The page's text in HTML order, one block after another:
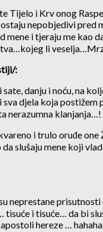
Tijelo i Krv onog
nepobjedivi
mene i tjeraju me
li
:
danju i noću, na
djela koja
nerazumna klanjanja…!
i trulo oruđe one
slušaju mene koji
neprestane
i tisuće… da bi
hereze …